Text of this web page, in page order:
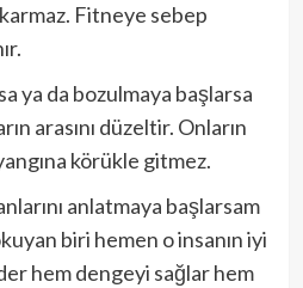
Fitneye sebep
ya da bozulmaya başlarsa
arasını düzeltir. Onların
körükle gitmez.
anlatmaya başlarsam
biri hemen o insanın iyi
hem dengeyi sağlar hem